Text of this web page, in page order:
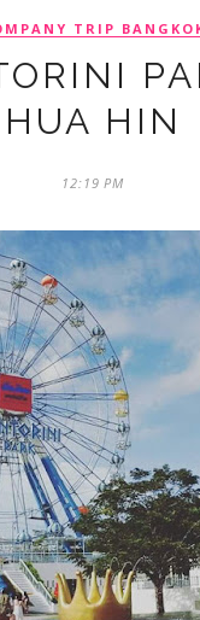
TRIP
HUA HIN
12:19 PM